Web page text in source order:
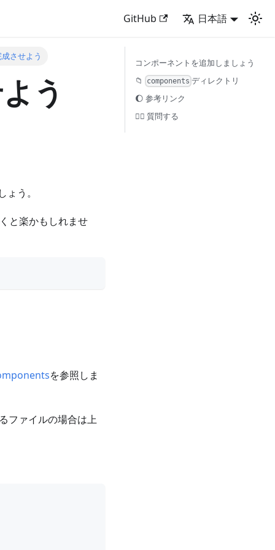
GitHub 日本語
させよう
う
う。
と楽かもしれませ
を参照しま
ファイルの場合は上
コンポーネントを追加しましょう
📁
components ディレクトリ
🌔 参考リンク
🙋‍♂️ 質問する